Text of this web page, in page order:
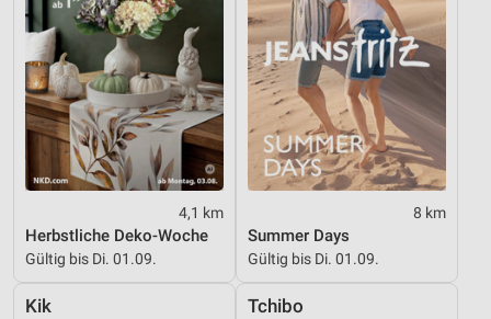
4,1 km
Herbstliche Deko-Woche
Gültig bis Di. 01.09.
8 km
Summer Days
Gültig bis Di. 01.09.
Kik Tchibo
personalisierter Werbung
Erstellung von Profilen zur Personalisierung
von Inhalten
Verwendung von Profilen zur Auswahl
personalisierter Inhalte
Messung der Werbeleistung
Messung der Performance von Inhalten
Analyse von Zielgruppen durch Statistiken oder
Quellen